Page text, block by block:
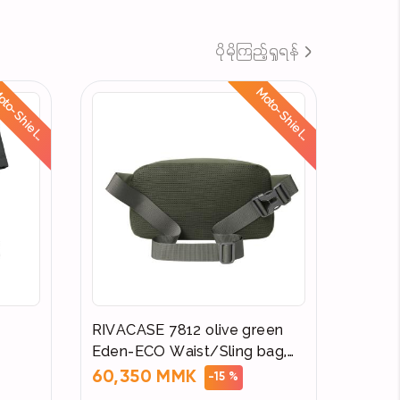
ပိုမိုကြည့်ရှုရန်
d M
o
t
o
-
S
h
i
e
l
d
:
R
i
d
e
S
a
f
e
,
S
t
a
y
D
r
y
RIVACASE 7812 olive green
Eden-ECO Waist/Sling bag,
size M
60,350 MMK -15 %